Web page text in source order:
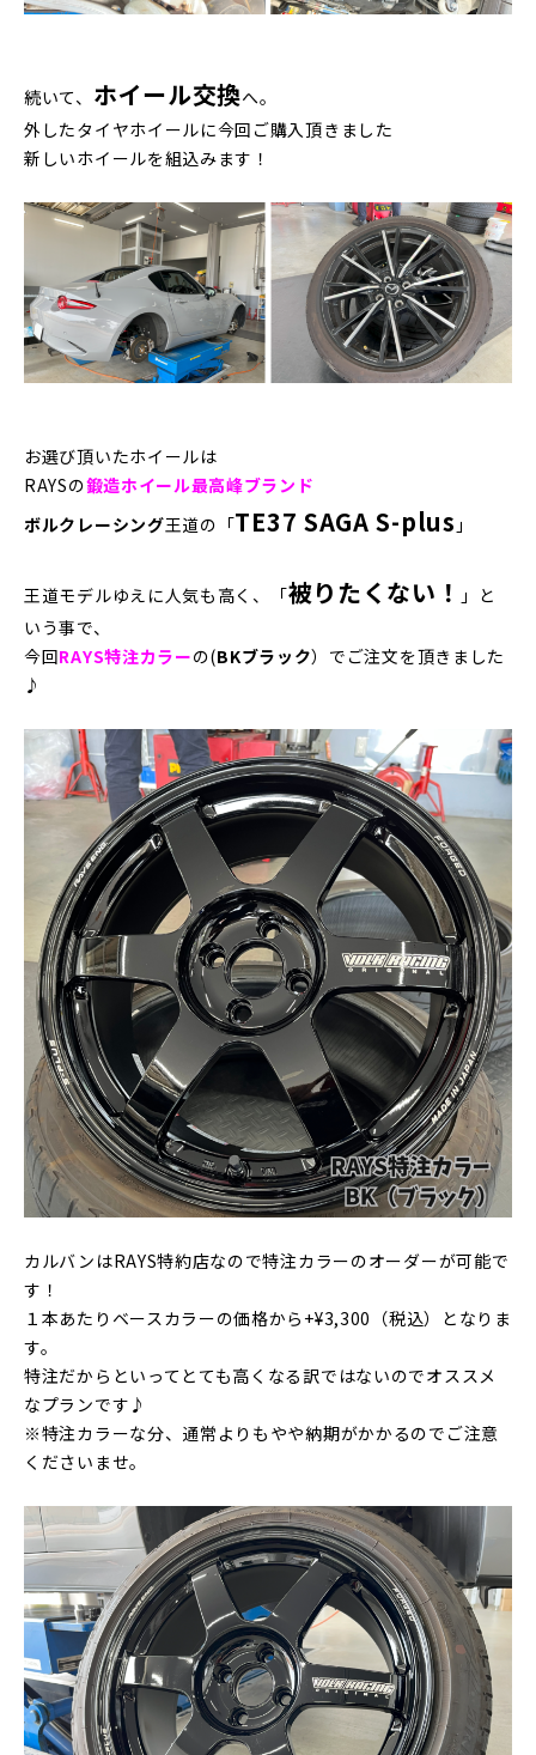
続いて、 ホイール交換へ。
外したタイヤホイールに今回ご購入頂きました
新しいホイールを組込みます！
お選び頂いたホイールは
RAYSの鍛造ホイール最高峰ブランド
ボルクレーシング王道の「TE37 SAGA S-plus 」
王道モデルゆえに人気も高く、「被りたくない！ 」と
いう事で、
今回RAYS特注カラーの(BKブラック）でご注文を頂きました
♪
カルバンはRAYS特約店なので特注カラーのオーダーが可能で
す！
１本あたりベースカラーの価格から+¥3,300（税込）となりま
す。
特注だからといってとても高くなる訳ではないのでオススメ
なプランです♪
※特注カラーな分、通常よりもやや納期がかかるのでご注意
くださいませ。